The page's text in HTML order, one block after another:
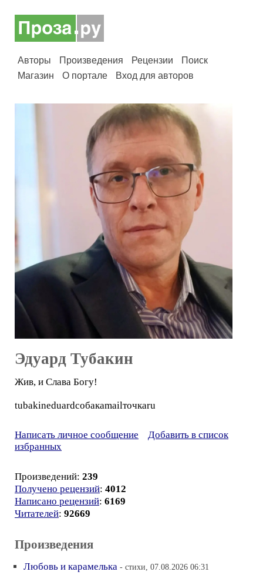
Авторы Произведения Рецензии
Поиск
Магазин
О портале Вход для авторов
Эдуард Тубакин
Жив, и Слава Богу!
tubakineduardсобакаmailточкаru
Написать личное сообщение
Добавить в список
избранных
Произведений: 239
Получено рецензий: 4012
Написано рецензий: 6169
Читателей: 92669
Произведения
Любовь и карамелька - стихи, 07.08.2026 06:31